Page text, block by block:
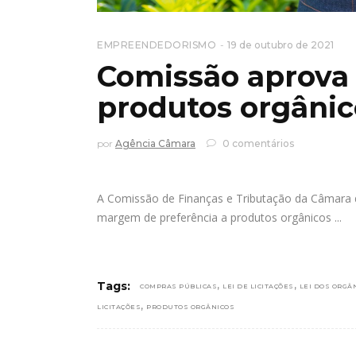
EMPREENDEDORISMO 19 de outubro de 2021
Comissão
produtos
por Agência Câmara 0 comentários
A Comissão de Finanças e Tributação da
margem de preferência a produtos orgânicos
Tags: COMPRAS PÚBLICAS , LEI DE LICITAÇÕES , LEI DOS
LICITAÇÕES , PRODUTOS ORGÂNICOS